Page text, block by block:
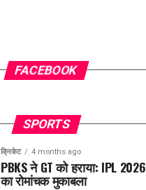
FACEBOOK
SPORTS
क्रिकेट 4 months ago
PBKS ने GT को हराया: IPL 2026
का रोमांचक मुकाबला